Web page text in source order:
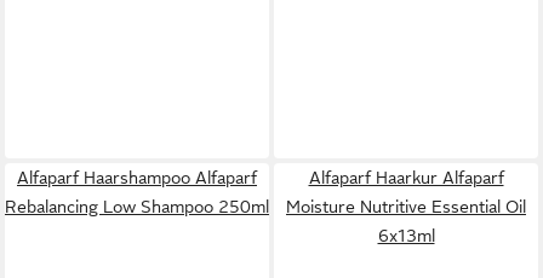
Alfaparf Haarshampoo Alfaparf
Rebalancing Low Shampoo 250ml
Alfaparf Haarkur Alfaparf
Moisture Nutritive Essential Oil
6x13ml